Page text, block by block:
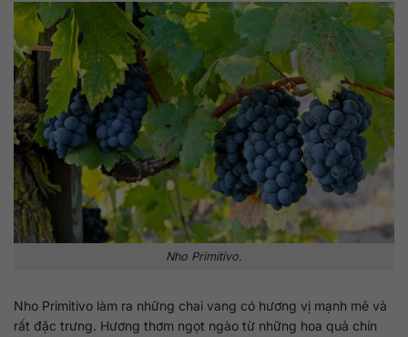
Nho Primitivo.
Nho Primitivo làm ra những chai vang có hương vị mạnh mẽ và
rất đặc trưng. Hương thơm ngọt ngào từ những hoa quả chín